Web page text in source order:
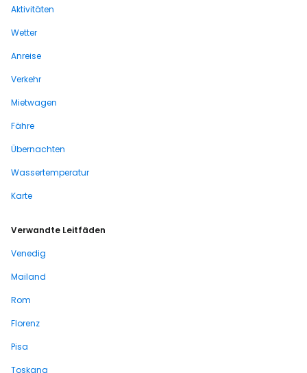
Aktivitäten
Wetter
Anreise
Verkehr
Mietwagen
Fähre
Übernachten
Wassertemperatur
Karte
Verwandte Leitfäden
Venedig
Mailand
Rom
Florenz
Pisa
Toskana